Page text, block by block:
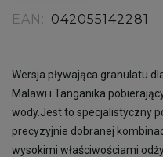
EAN: 042055142281
Wersja pływająca granulatu
Malawi i Tanganika
wody.Jest to specjalistyczny
precyzyjnie dobranej
wysokimi właściwościami